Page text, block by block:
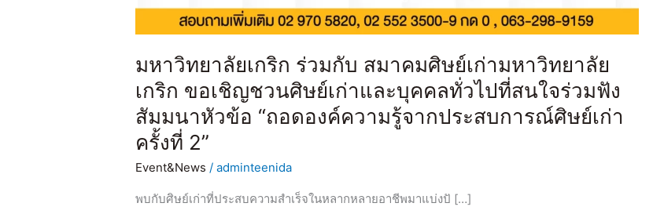
มหาวิทยาลัยเกริก ร่วมกับ สมาคมศิษย์เก่ามหาวิทยาลัย
เกริก ขอเชิญชวนศิษย์เก่าและบุคคลทั่วไปที่สนใจร่วมฟัง
สัมมนาหัวข้อ “ถอดองค์ความรู้จากประสบการณ์ศิษย์เก่า
ครั้งที่ 2”
Event&News /adminteenida
พบกับศิษย์เก่าที่ประสบความสำเร็จในหลากหลายอาชีพมาแบ่งปั […]
ความ
ประสบการณ์
ศิษย์
เก่า
ครั้ง
ที่
2”